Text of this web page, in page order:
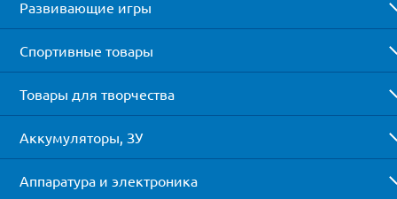
Развивающие игры
Спортивные товары
Товары для творчества
Аккумуляторы, ЗУ
Аппаратура и электроника